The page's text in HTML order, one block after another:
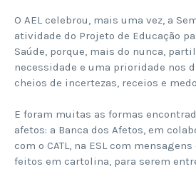
O AEL celebrou, mais uma vez, a
atividade do Projeto de Educação
Saúde, porque, mais do nunca,
necessidade e uma prioridade nos
cheios de incertezas, receios e
E foram muitas as formas
afetos: a Banca dos Afetos, em
com o CATL, na ESL com
feitos em cartolina, para serem